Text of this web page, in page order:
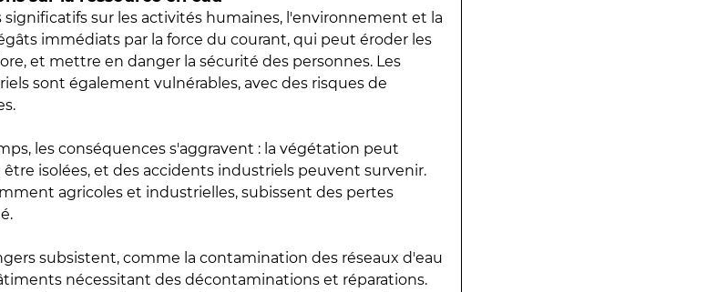
sur les activités humaines, l'environnement et la
immédiats par la force du courant, qui peut éroder les
et mettre en danger la sécurité des personnes. Les
sont également vulnérables, avec des risques de
les conséquences s'aggravent : la végétation peut
isolées, et des accidents industriels peuvent survenir.
agricoles et industrielles, subissent des pertes
subsistent, comme la contamination des réseaux d'eau
nécessitant des décontaminations et réparations.